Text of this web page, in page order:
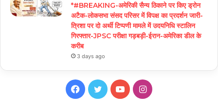
*#BREAKING-अमेरिकी सैन्य ठिकाने पर किए ड्रोन
अटैक-लोकसभा संसद परिसर में विपक्ष का प्रदर्शन जारी-
त्रिशा पर दो अर्थी टिप्पणी मामले में उदयनिधि स्टालिन
गिरफ्तार-JPSC परीक्षा गड़बड़ी-ईरान-अमेरिका डील के
करीब
3 days ago
Facebook
TwitterYouTubeInstagram